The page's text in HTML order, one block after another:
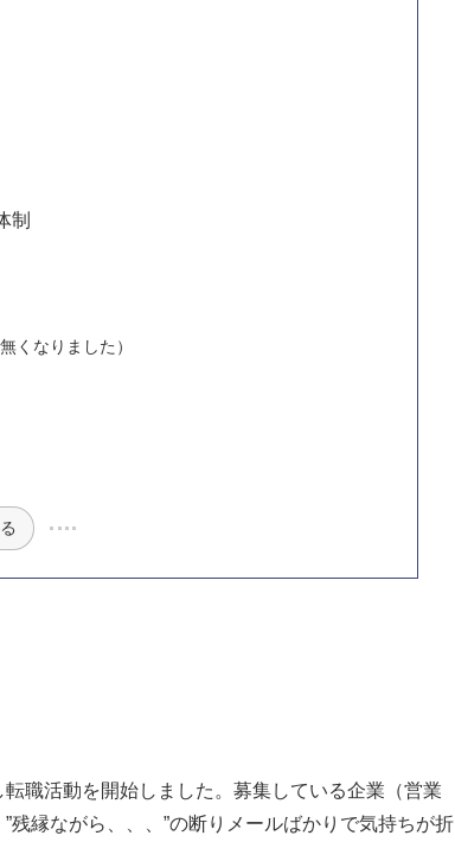
制
くなりました）
職活動を開始しました。募集している企業（営業
縁ながら、、、”の断りメールばかりで気持ちが折